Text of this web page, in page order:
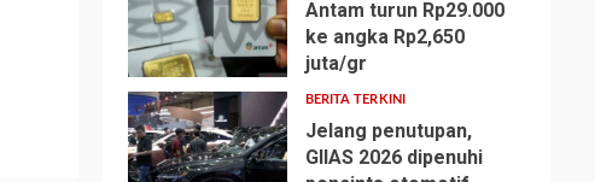
4
Antam turun Rp29.000
ke angka Rp2,650
juta/gr
BERITA TERKINI
Jelang penutupan,
GIIAS 2026 dipenuhi